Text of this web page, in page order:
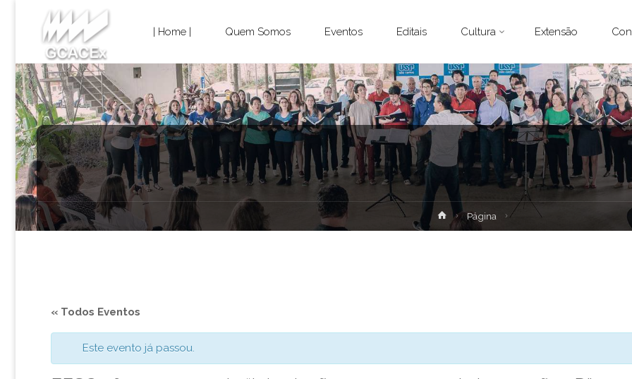
Extensão
Carlos
content
| Home | Quem Somos Eventos Editais Cultura Extensão
HomePágina
« Todos Eventos
Este evento já passou.